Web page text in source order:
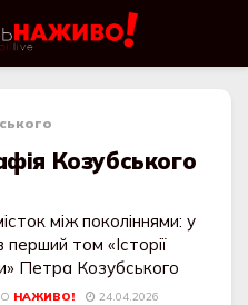
Козубського
між поколіннями: у
перший том «Історії
Петра Козубського
НАЖИВО! 24.04.2026